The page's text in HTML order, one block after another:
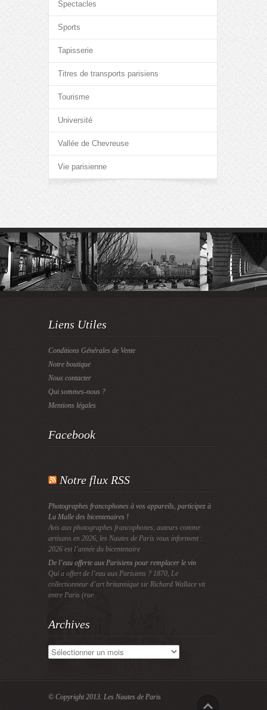
Spectacles
Sports
Tapisserie
Titres de transports parisiens
Tourisme
Université
Vallée de Chevreuse
Vie parisienne
Liens Utiles
Conditions Générales de Vente
Notre boutique
Nous contacter
Qui sommes-nous ?
Mentions légales
Facebook
Notre flux RSS
Photographes francophones à vos appareils, participez à
La Malle des bicentenaires !
Avis aux photographes francophones, auteurs comme
artisans en 2026, les Nautes de Paris vous informent :
2026 est l’année du bicentenaire
De l’eau offerte aux Parisiens pour remplacer le vin
Qui a offert de l’eau aux Parisiens ? 1870, Le
collectionneur d’art britannique sir Richard Wallace vit
entre Paris (rue
Archives
Archives
© Copyright 2013. Les Nautes de Paris